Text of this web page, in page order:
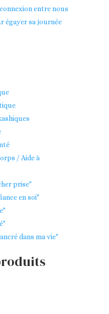
entre nous
égayer sa journée
/ Aide à
prise"
en soi"
dans ma vie"